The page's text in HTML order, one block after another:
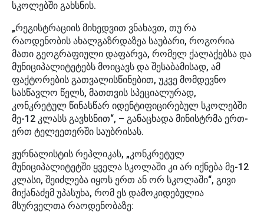
სკოლებში გახსნის.
„რეგისტრაციის მიხედვით ვნახავთ, თუ რა
რაოდენობის ახალგაზრდაზეა საუბარი, როგორია
მათი გეოგრაფიული დაფარვა, რომელ ქალაქებსა და
მუნიციპალიტეტებს მოიცავს და შესაბამისად, ამ
ფაქტორების გათვალისწინებით, უკვე მომდევნო
სასწავლო წელს, მათთვის სპეციალურად,
კონკრეტულ წინასწარ იდენტიფიცირებულ სკოლებში
მე-12 კლასს გავხსნით“, – განაცხადა მინისტრმა ერთ-
ერთ ტელეეთერში საუბრისას.
ჟურნალისტის რეპლიკას, „კონკრეტულ
მუნიციპალიტეტში ყველა სკოლაში კი არ იქნება მე-12
კლასი, შეიძლება იყოს ერთ ან ორ სკოლაში“, გივი
მიქანაძემ უპასუხა, რომ ეს დამოკიდებულია
მსურველთა რაოდენობაზე: